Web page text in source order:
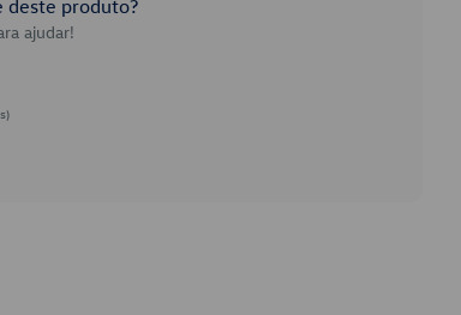
deste produto?
ajudar!